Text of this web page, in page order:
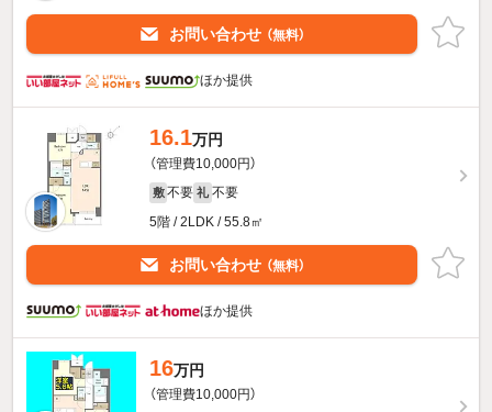
お問い合わせ （無料）
ほか提供
16.1万円
（管理費10,000円）
敷 不要 礼 不要
5階 / 2LDK / 55.8㎡
お問い合わせ （無料）
ほか提供
16万円
（管理費10,000円）